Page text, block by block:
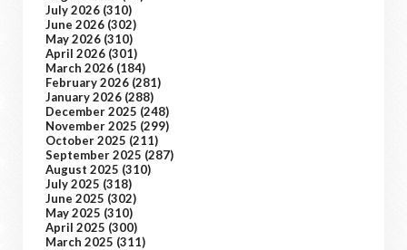
July 2026 (310)
June 2026 (302)
May 2026 (310)
April 2026 (301)
March 2026 (184)
February 2026 (281)
January 2026 (288)
December 2025 (248)
November 2025 (299)
October 2025 (211)
September 2025 (287)
August 2025 (310)
July 2025 (318)
June 2025 (302)
May 2025 (310)
April 2025 (300)
March 2025 (311)